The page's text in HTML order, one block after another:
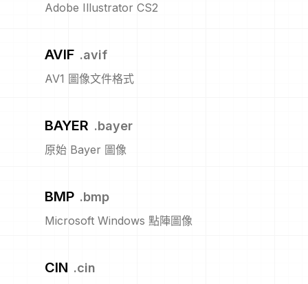
Adobe Illustrator CS2
AVIF .avif
AV1 圖像文件格式
BAYER .bayer
原始 Bayer 圖像
BMP .bmp
Microsoft Windows 點陣圖像
CIN .cin